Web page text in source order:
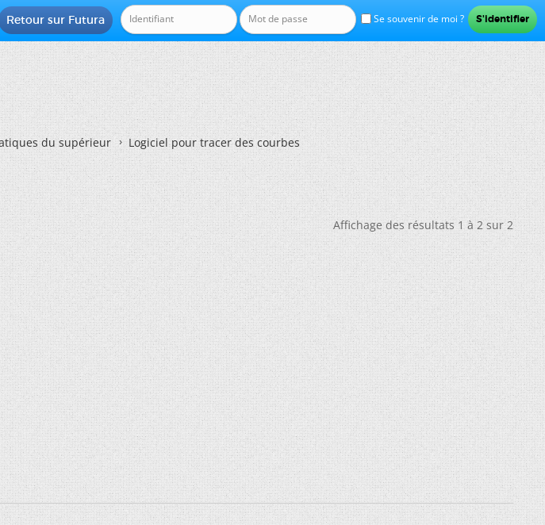
Se souvenir de moi ?
Retour sur Futura
du supérieur Logiciel pour tracer des courbes
Affichage des résultats 1 à 2 sur 2